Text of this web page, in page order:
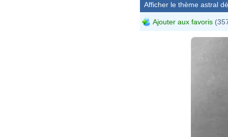
Afficher le thème astral
Ajouter aux favoris